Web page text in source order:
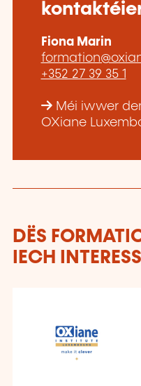
Fiona Marin
+352 27 39 35 1
Méi iwwer
OXiane
DËS
IECH